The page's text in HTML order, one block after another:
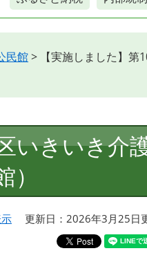
民館>
【実施しました】
いきいき介
更新日：2026年3月25日